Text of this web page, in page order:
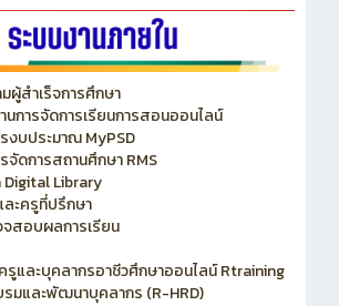
ผู้สำเร็จการศึกษา
นการจัดการเรียนการสอนออนไลน์
งบประมาณ MyPSD
จัดการสถานศึกษา RMS
Library
ะครูที่ปรึกษา
สอบผลการเรียน
และบุคลากรอาชีวศึกษาออนไลน์ Rtraining
มและพัฒนาบุคลากร (R-HRD)